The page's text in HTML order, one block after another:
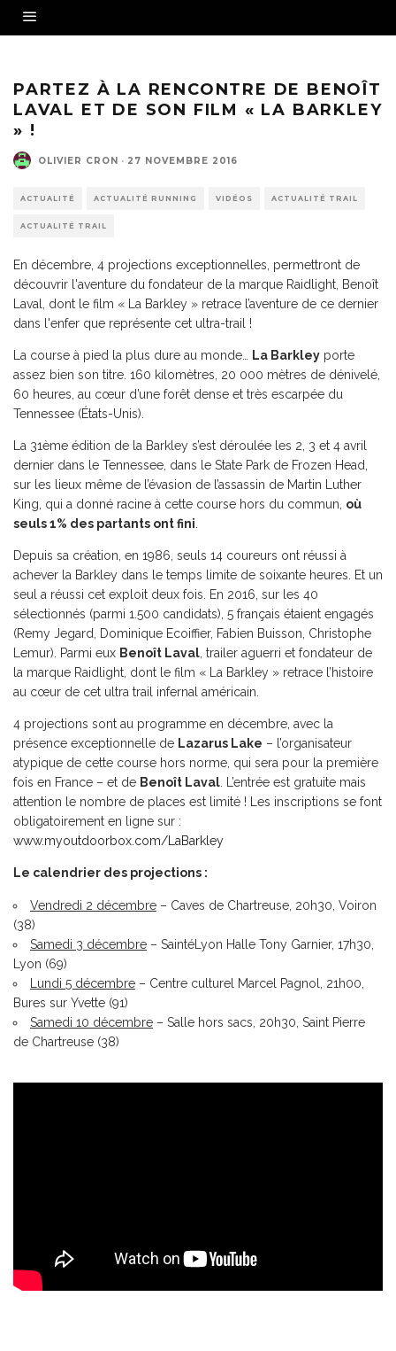
PARTEZ À LA RENCONTRE DE BENOÎT
LAVAL ET DE SON FILM « LA BARKLEY
» !
OLIVIER CRON · 27 NOVEMBRE 2016
ACTUALITÉ ACTUALITÉ RUNNING VIDÉOS ACTUALITÉ TRAIL
ACTUALITÉ TRAIL
En décembre, 4 projections exceptionnelles, permettront de
découvrir l'aventure du fondateur de la marque Raidlight, Benoît
Laval, dont le film « La Barkley » retrace l’aventure de ce dernier
dans l'enfer que représente cet ultra-trail !
La course à pied la plus dure au monde… La Barkley porte
assez bien son titre. 160 kilomètres, 20 000 mètres de dénivelé,
60 heures, au cœur d’une forêt dense et très escarpée du
Tennessee (États-Unis).
La 31ème édition de la Barkley s’est déroulée les 2, 3 et 4 avril
dernier dans le Tennessee, dans le State Park de Frozen Head,
sur les lieux même de l’évasion de l’assassin de Martin Luther
King, qui a donné racine à cette course hors du commun, où
seuls 1% des partants ont fini
Depuis sa création, en 1986, seuls 14 coureurs ont réussi à
achever la Barkley dans le temps limite de soixante heures. Et un
seul a réussi cet exploit deux fois. En 2016, sur les 40
sélectionnés (parmi 1.500 candidats), 5 français étaient engagés
(Remy Jegard, Dominique Ecoiffier, Fabien Buisson, Christophe
Lemur). Parmi eux Benoît Laval , trailer aguerri et fondateur de
la marque Raidlight, dont le film « La Barkley » retrace l’histoire
au cœur de cet ultra trail infernal américain.
4 projections sont au programme en décembre, avec la
présence exceptionnelle de Lazarus Lake – l’organisateur
atypique de cette course hors norme, qui sera pour la première
fois en France – et de Benoît Laval . L’entrée est gratuite mais
attention le nombre de places est limité ! Les inscriptions se font
obligatoirement en ligne sur :
www.myoutdoorbox.com/LaBarkley
Le calendrier des projections :
Vendredi 2 décembre – Caves de Chartreuse, 20h30, Voiron
(38)
Samedi 3 décembre – SaintéLyon Halle Tony Garnier, 17h30,
Lyon (69)
Lundi 5 décembre – Centre culturel Marcel Pagnol, 21h00,
Bures sur Yvette (91)
Samedi 10 décembre – Salle hors sacs, 20h30, Saint Pierre
de Chartreuse (38)